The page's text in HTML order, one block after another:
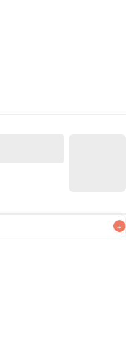
+
。なるべくお早めにお召